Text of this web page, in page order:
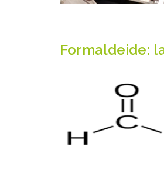
Formaldeide: